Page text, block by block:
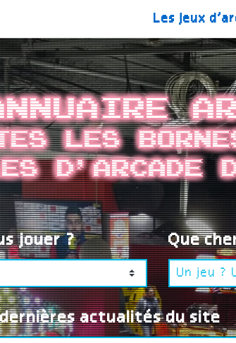
Les jeux
les
d'arcade
Que
jouer ?
actualités du site